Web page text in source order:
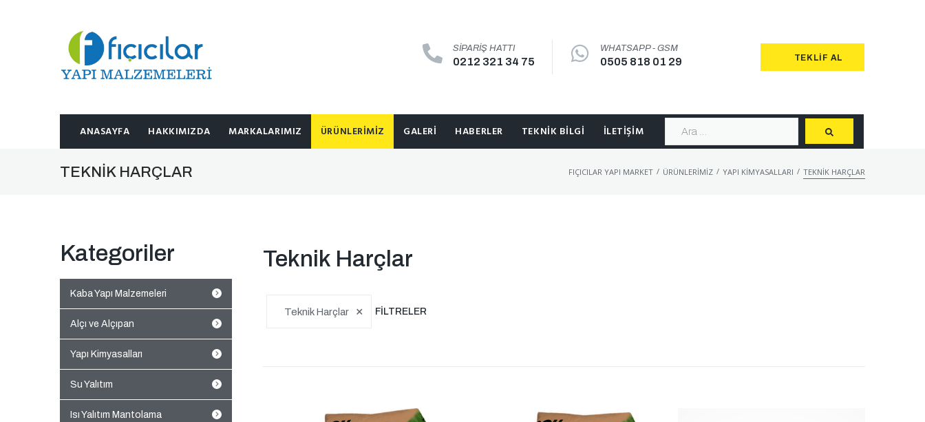
SIPARIŞ HATTI
0212 321 34 75
WHATSAPP - GSM
0505 818 01 29 TEKLIF AL
ANASAYFA HAKKIMIZDA MARKALARIMIZ ÜRÜNLERIMIZ GALERI HABERLER TEKNIK BILGI İLETIŞIM
TEKNIK HARÇLAR FIÇICILAR YAPI MARKET / ÜRÜNLERIMIZ / YAPI KIMYASALLARI / TEKNIK HARÇLAR
Kategoriler
Kaba Yapı Malzemeleri
Alçı ve Alçıpan
Yapı Kimyasalları
Su Yalıtım
Isı Yalıtım Mantolama
Teknik Harçlar
Teknik Harçlar × FILTRELER